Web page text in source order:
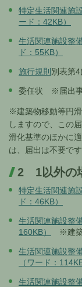
特定生活関連施
ード：42KB）
生活関連施設整
ド：55KB）
施行規則 別表第
委任状 ※届出事
※建築物移動等円
しますので、この
滑化基準のほかに
は、届出は不要です
2 1以外の
特定生活関連施
ド：46KB）
生活関連施設整
160KB）
※建築
生活関連施設整
（ワード：114KB
生活関連施設整